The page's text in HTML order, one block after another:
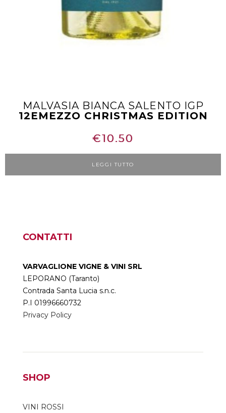
MALVASIA BIANCA SALENTO IGP
12EMEZZO CHRISTMAS EDITION
€10.50
LEGGI TUTTO
CONTATTI
VARVAGLIONE VIGNE & VINI SRL
LEPORANO (Taranto)
Contrada Santa Lucia s.n.c.
P.I 01996660732
Privacy Policy
SHOP
VINI ROSSI